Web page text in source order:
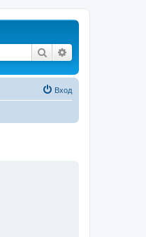
Поиск
Вход